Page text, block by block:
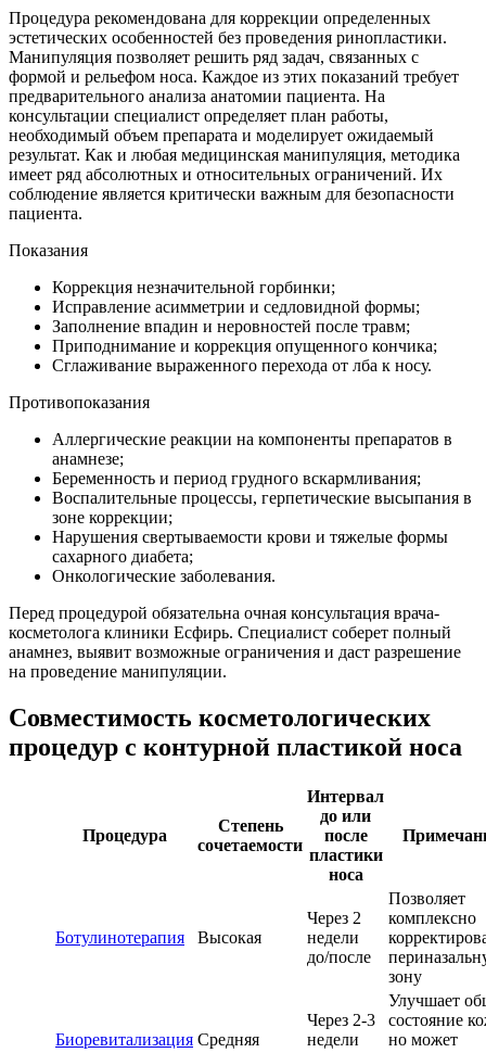
Процедура рекомендована для коррекции определенных
эстетических особенностей без проведения ринопластики.
Манипуляция позволяет решить ряд задач, связанных с
формой и рельефом носа. Каждое из этих показаний требует
предварительного анализа анатомии пациента. На
консультации специалист определяет план работы,
необходимый объем препарата и моделирует ожидаемый
результат. Как и любая медицинская манипуляция, методика
имеет ряд абсолютных и относительных ограничений. Их
соблюдение является критически важным для безопасности
пациента.
Показания
Коррекция незначительной горбинки;
Исправление асимметрии и седловидной формы;
Заполнение впадин и неровностей после травм;
Приподнимание и коррекция опущенного кончика;
Сглаживание выраженного перехода от лба к носу.
Противопоказания
Аллергические реакции на компоненты препаратов в
анамнезе;
Беременность и период грудного вскармливания;
Воспалительные процессы, герпетические высыпания в
зоне коррекции;
Нарушения свертываемости крови и тяжелые формы
сахарного диабета;
Онкологические заболевания.
Перед процедурой обязательна очная консультация врача-
косметолога клиники Есфирь. Специалист соберет полный
анамнез, выявит возможные ограничения и даст разрешение
на проведение манипуляции.
Совместимость косметологических
процедур с контурной пластикой носа
Процедура
Степень
сочетаемости
Интервал
до или
после
пластики
носа
Ботулинотерапия Высокая
Через 2
недели
до/после
Позволяет
комплексно
зону
Биоревитализация Средняя
Через 2-3
недели
Улучшает
состояние
но может